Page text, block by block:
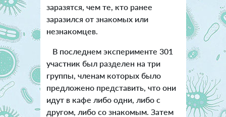
заразятся, чем те, кто ранее
заразился от знакомых или
незнакомцев.
В последнем эксперименте 301
участник был разделен на три
группы, членам которых было
предложено представить, что они
идут в кафе либо одни, либо с
другом, либо со знакомым. Затем